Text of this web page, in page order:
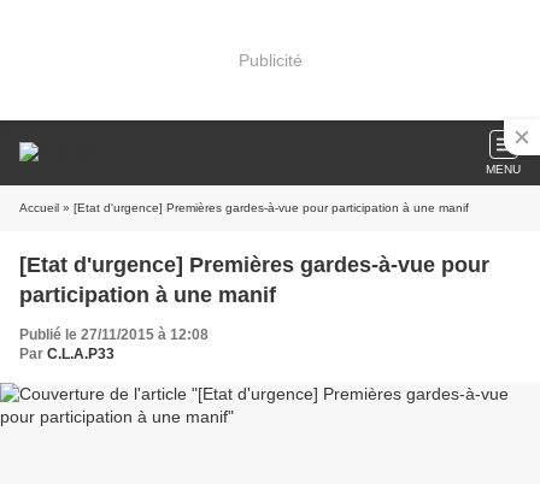
Publicité
MENU
Accueil » [Etat d'urgence] Premières gardes-à-vue pour participation à une manif
[Etat d'urgence] Premières gardes-à-vue pour
participation à une manif
Publié le 27/11/2015 à 12:08
Par C.L.A.P33